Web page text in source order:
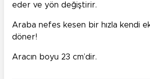
eder ve yön değiştirir.
Araba nefes kesen bir hızla kendi
döner!
Aracın boyu 23 cm’dir.